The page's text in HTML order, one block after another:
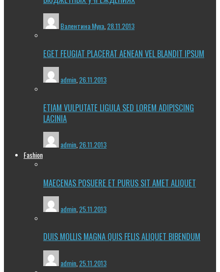
Валентина Муха 28.11.2013
EGET FEUGIAT PLACERAT AENEAN VEL BLANDIT IPSUM
admin,26.11.2013
ETIAM VULPUTATE LIGULA SED LOREM ADIPISCING
LACINIA
admin 26.11.2013
Fashion
MAECENAS POSUERE ET PURUS SIT AMET ALIQUET
admin 25.11.2013
DUIS MOLLIS MAGNA QUIS FELIS ALIQUET BIBENDUM
admin 25.11.2013